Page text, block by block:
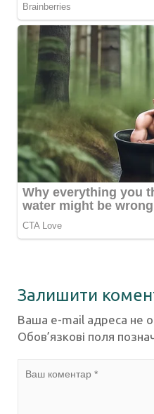
Залишити
Ваша e-mail адреса не
Обов’язкові поля